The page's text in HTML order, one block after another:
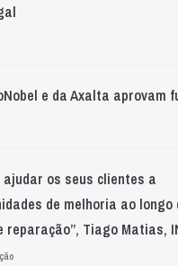
e da Axalta aprovam
ajudar os seus clientes a
de melhoria ao longo
reparação”, Tiago Matias,